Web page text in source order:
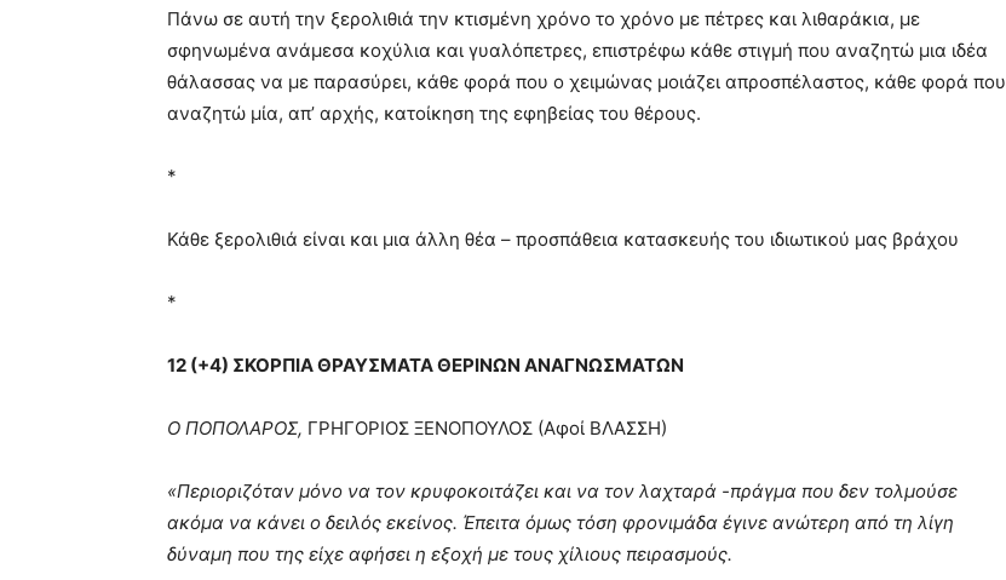
Πάνω σε αυτή την ξερολιθιά την κτισμένη χρόνο το χρόνο με πέτρες και λιθαράκια, με
σφηνωμένα ανάμεσα κοχύλια και γυαλόπετρες, επιστρέφω κάθε στιγμή που αναζητώ μια ιδέα
θάλασσας να με παρασύρει, κάθε φορά που ο χειμώνας μοιάζει απροσπέλαστος, κάθε φορά που
αναζητώ μία, απ’ αρχής, κατοίκηση της εφηβείας του θέρους.
*
Κάθε ξερολιθιά είναι και μια άλλη θέα – προσπάθεια κατασκευής του ιδιωτικού μας βράχου
*
12 (+4) ΣΚΟΡΠΙΑ ΘΡΑΥΣΜΑΤΑ ΘΕΡΙΝΩΝ ΑΝΑΓΝΩΣΜΑΤΩΝ
Ο ΠΟΠΟΛΑΡΟΣ, ΓΡΗΓΟΡΙΟΣ ΞΕΝΟΠΟΥΛΟΣ (Αφοί ΒΛΑΣΣΗ)
«Περιοριζόταν μόνο να τον κρυφοκοιτάζει και να τον λαχταρά -πράγμα που δεν τολμούσε
ακόμα να κάνει ο δειλός εκείνος. Έπειτα όμως τόση φρονιμάδα έγινε ανώτερη από τη λίγη
δύναμη που της είχε αφήσει η εξοχή με τους χίλιους πειρασμούς.